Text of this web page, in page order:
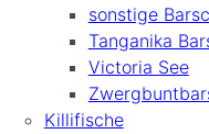
sonstige
Tanganika
Victoria See
Killifische